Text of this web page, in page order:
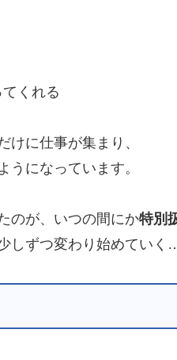
くれる
けに仕事が集まり、
うになっています。
のが、いつの間にか特別
しずつ変わり始めてい